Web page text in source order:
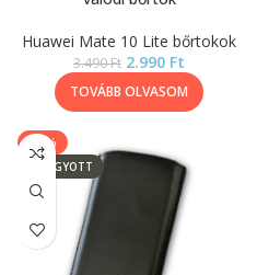
Huawei Mate 10 Lite bőrtokok
3.490Ft 2.990 Ft
TOVÁBB OLVASOM
-14%
ELFOGYOTT